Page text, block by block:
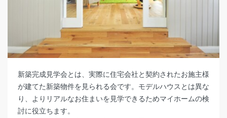
新築完成見学会とは、実際に住宅会社と契約されたお施主様
が建てた新築物件を見られる会です。モデルハウスとは異な
り、よりリアルなお住まいを見学できるためマイホームの検
討に役立ちます。